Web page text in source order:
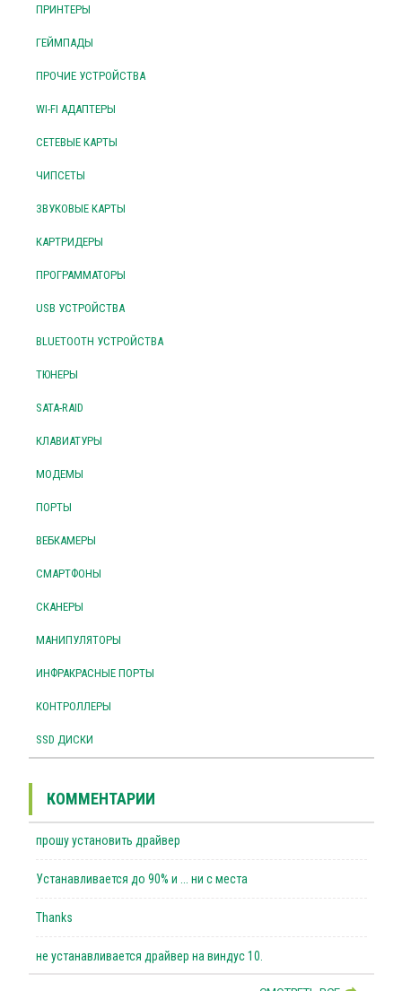
ПРИНТЕРЫ
ГЕЙМПАДЫ
ПРОЧИЕ УСТРОЙСТВА
WI-FI АДАПТЕРЫ
СЕТЕВЫЕ КАРТЫ
ЧИПСЕТЫ
ЗВУКОВЫЕ КАРТЫ
КАРТРИДЕРЫ
ПРОГРАММАТОРЫ
USB УСТРОЙСТВА
BLUETOOTH УСТРОЙСТВА
ТЮНЕРЫ
SATA-RAID
КЛАВИАТУРЫ
МОДЕМЫ
ПОРТЫ
ВЕБКАМЕРЫ
СМАРТФОНЫ
СКАНЕРЫ
МАНИПУЛЯТОРЫ
ИНФРАКРАСНЫЕ ПОРТЫ
КОНТРОЛЛЕРЫ
SSD ДИСКИ
КОММЕНТАРИИ
прошу установить драйвер
Устанавливается до 90% и ... ни с места
Thanks
не устанавливается драйвер на виндус 10.